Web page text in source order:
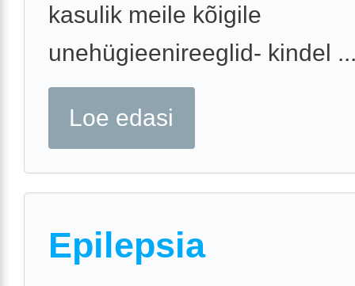
kasulik meile kõigile
unehügieenireeglid- kindel
Loe edasi
Epilepsia